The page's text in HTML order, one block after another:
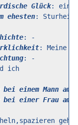
Glück
ehesten
: Meine mom und ich
einem Mann am
bei einer Frau am